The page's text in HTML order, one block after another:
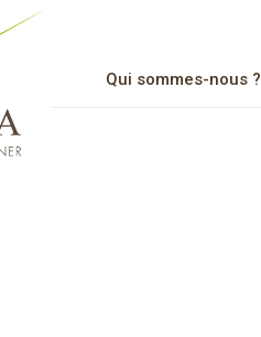
Qui sommes-nous ?